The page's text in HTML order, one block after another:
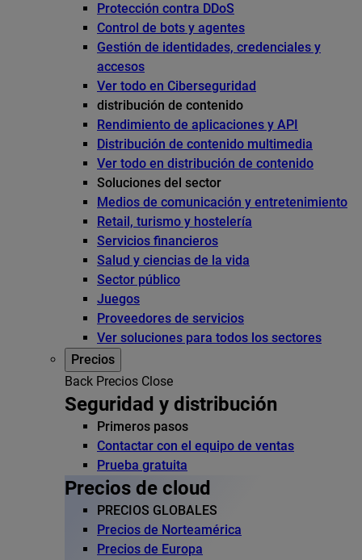
Protección contra DDoS
Control de bots y agentes
Gestión de identidades, credenciales y
accesos
Ver todo en Ciberseguridad
distribución de contenido
Rendimiento de aplicaciones y API
Distribución de contenido multimedia
Ver todo en distribución de contenido
Soluciones del sector
Medios de comunicación y entretenimiento
Retail, turismo y hostelería
Servicios financieros
Salud y ciencias de la vida
Sector público
Juegos
Proveedores de servicios
Ver soluciones para todos los sectores
Precios
Back Precios Close
Seguridad y distribución
Primeros pasos
Contactar con el equipo de ventas
Prueba gratuita
Precios de cloud
PRECIOS GLOBALES
Precios de Norteamérica
Precios de Europa